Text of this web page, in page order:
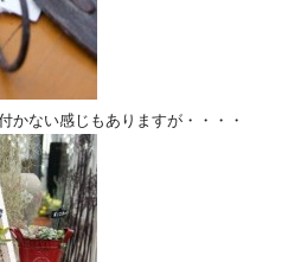
かない感じもありますが・・・・